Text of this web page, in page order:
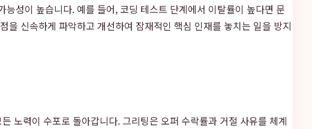
성이 높습니다. 예를 들어, 코딩 테스트 단계에서 이탈률이 높다면 문
을 신속하게 파악하고 개선하여 잠재적인 핵심 인재를 놓치는 일을 방지
노력이 수포로 돌아갑니다. 그리팅은 오퍼 수락률과 거절 사유를 체계